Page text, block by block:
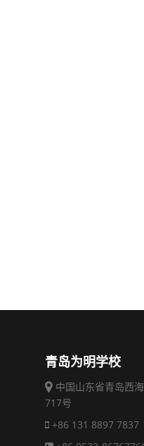
青岛为明学校
中国山东省青岛西
717号
+86 131 8897 7837